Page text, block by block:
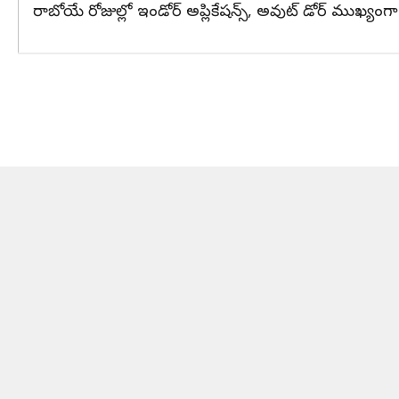
రాబోయే రోజుల్లో ఇండోర్ అప్లికేషన్స్, అవుట్ డోర్